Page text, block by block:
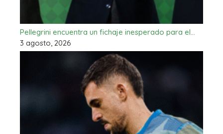
Pellegrini encuentra un fichaje inesperado para el…
3 agosto, 2026